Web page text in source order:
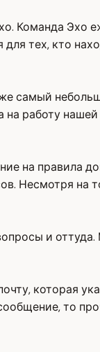
Команда Эхо
тех, кто
самый
работу
на правила
Несмотря на
и
которая
то